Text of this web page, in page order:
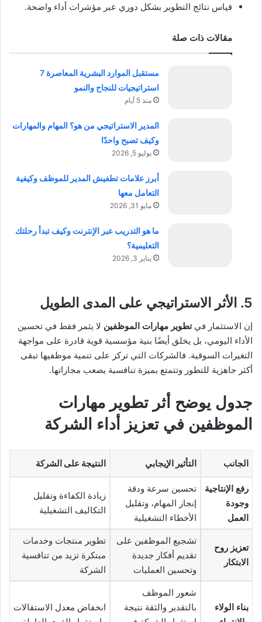
قياس نتائج التطوير بشكل دوري عبر مؤشرات أداء واضحة.
مقالات ذات صلة
مستقبل الموارد البشرية المعاصرة 7
استراتيجيات للنجاح والنمو
منذ 5 أيام
المدير الاستراتيجي من هو؟ المهام والمهارات
وكيف تصبح واحدًا
يوليو 5, 2026
أبرز علامات تطفيش المدير للموظف وكيفية
التعامل معها
مايو 31, 2026
ما هو التدريب عبر الإنترنت وكيف تبدأ رحلتك
التعليمية؟
يناير 3, 2026
5. الأثر الاستراتيجي على المدى الطويل
إن الاستثمار فيتطوير مهارات الموظفين لا يثمر فقط في تحسين
الأداء اليومي، بل يخلق أيضًا بنية مؤسسية قوية قادرة على مواجهة
التغيرات السوقية. فالشركات التي تركز على تنمية موظفيها تبقى
أكثر جاهزية للتطور وتتمتع بميزة تنافسية يصعب مجاراتها.
جدول يوضح أثر تطوير مهارات
الموظفين في تعزيز أداء الشركة
الجانب التأثير الإيجابي النتيجة على الشركة
رفع الإنتاجية
وجودة
العمل
تحسين سرعة ودقة
إنجاز المهام، وتقليل
الأخطاء التشغيلية
زيادة الكفاءة وتقليل
التكاليف التشغيلية
تعزيز روح
الابتكار
تشجيع الموظفين على
تقديم أفكار جديدة
وتحسين العمليات
تطوير منتجات وخدمات
مبتكرة تزيد من تنافسية
الشركة
بناء الولاء
شعور الموظف
بالتقدير والثقة نتيجة
انخفاض معدل الاستقالات